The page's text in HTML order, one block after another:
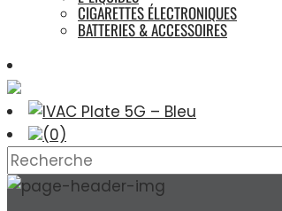
CIGARETTES ÉLECTRONIQUES
BATTERIES & ACCESSOIRES
(0)